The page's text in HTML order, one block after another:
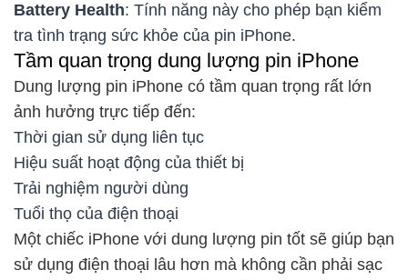
Battery Health: Tính năng này cho phép bạn kiểm
tra tình trạng sức khỏe của pin iPhone.
Tầm quan trọng dung lượng pin iPhone
Dung lượng pin iPhone có tầm quan trọng rất lớn
ảnh hưởng trực tiếp đến:
Thời gian sử dụng liên tục
Hiệu suất hoạt động của thiết bị
Trải nghiệm người dùng
Tuổi thọ của điện thoại
Một chiếc iPhone với dung lượng pin tốt sẽ giúp bạn
sử dụng điện thoại lâu hơn mà không cần phải sạc